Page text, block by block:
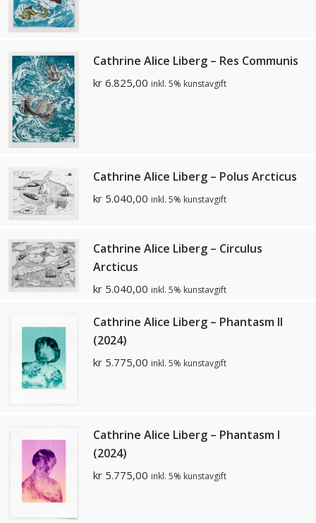
Cathrine Alice Liberg – Res Communis
kr 6.825,00 inkl. 5% kunstavgift
Cathrine Alice Liberg – Polus Arcticus
kr 5.040,00 inkl. 5% kunstavgift
Cathrine Alice Liberg – Circulus
Arcticus
kr 5.040,00 inkl. 5% kunstavgift
Cathrine Alice Liberg – Phantasm ll
(2024)
kr 5.775,00 inkl. 5% kunstavgift
Cathrine Alice Liberg – Phantasm l
(2024)
kr 5.775,00 inkl. 5% kunstavgift